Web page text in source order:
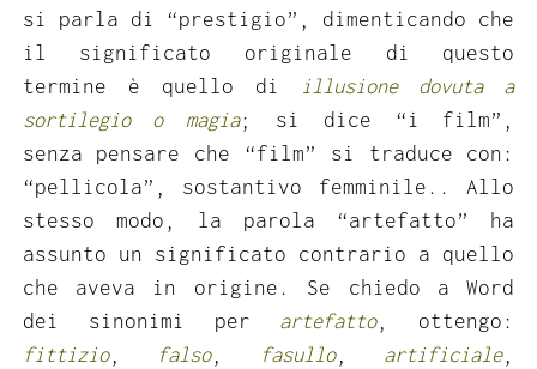
si parla di “prestigio”, dimenticando che
il significato originale di questo
termine è quello di illusione dovuta a
sortilegio o magia; si dice “i film”,
senza pensare che “film” si traduce con:
“pellicola”, sostantivo femminile.. Allo
stesso modo, la parola “artefatto” ha
assunto un significato contrario a quello
che aveva in origine. Se chiedo a Word
dei sinonimi per artefatto, ottengo:
fittizio, falso, fasullo, artificiale,